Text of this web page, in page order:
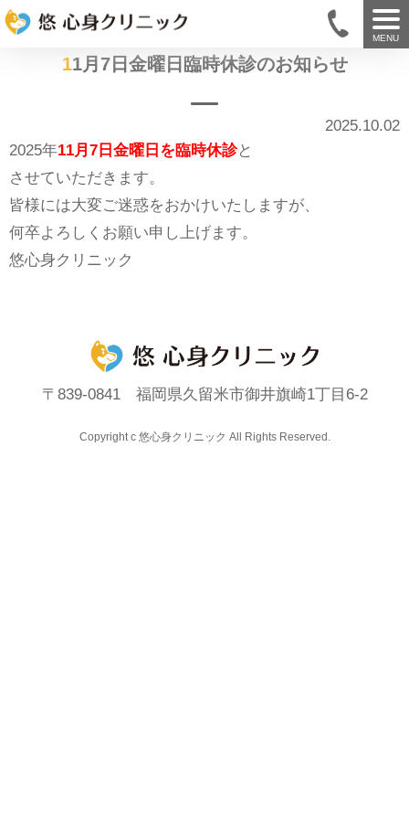
MENU
11月7日金曜日臨時休診のお知らせ
2025.10.02
2025年11月7日金曜日を臨時休診と
させていただきます。
皆様には大変ご迷惑をおかけいたしますが、
何卒よろしくお願い申し上げます。
悠心身クリニック
〒839-0841 福岡県久留米市御井旗崎1丁目6-2
Copyright c 悠心身クリニック All Rights Reserved.